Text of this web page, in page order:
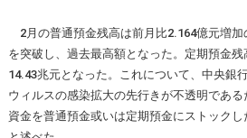
2月の普通預金残高は前月比2.164億元増加
を突破し、過去最高額となった。定期預金
14.43兆元となった。これについて、中央銀
ウィルスの感染拡大の先行きが不透明である
資金を普通預金或いは定期預金にストックし